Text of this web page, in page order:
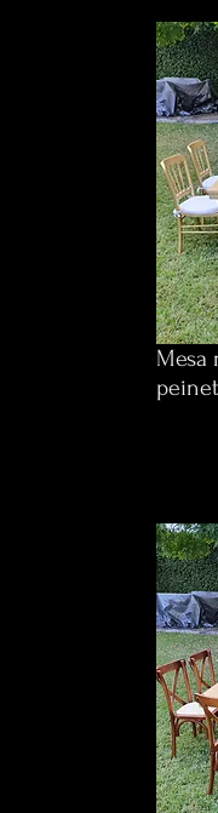
Mesa